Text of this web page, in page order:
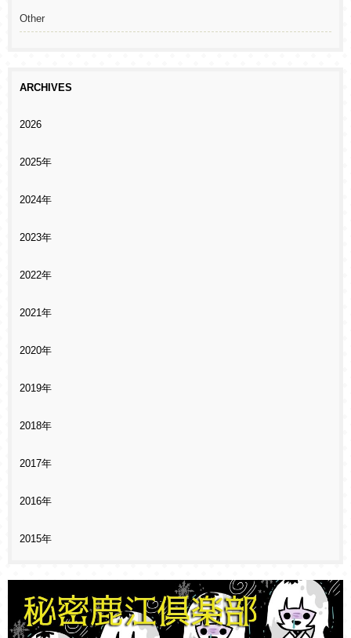
Other
ARCHIVES
2026
2025年
2024年
2023年
2022年
2021年
2020年
2019年
2018年
2017年
2016年
2015年